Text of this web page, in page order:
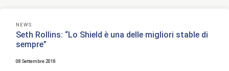
NEWS
Seth Rollins: “Lo Shield è una delle migliori stable di
sempre”
08 Settembre 2018